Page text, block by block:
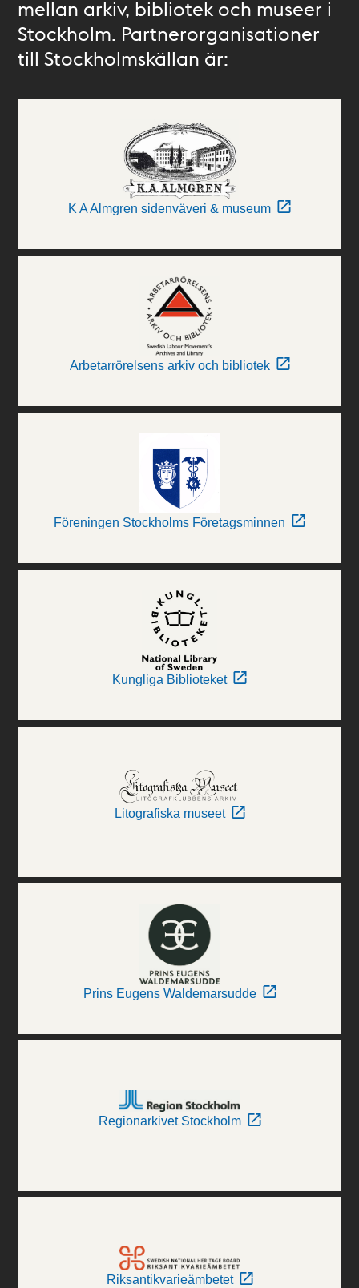
mellan arkiv, bibliotek och museer i
Stockholm. Partnerorganisationer
till Stockholmskällan är:
K A Almgren sidenväveri & museum
Arbetarrörelsens arkiv och bibliotek
Föreningen Stockholms Företagsminnen
Kungliga Biblioteket
Litografiska museet
Prins Eugens Waldemarsudde
Regionarkivet Stockholm
Riksantikvarieämbetet